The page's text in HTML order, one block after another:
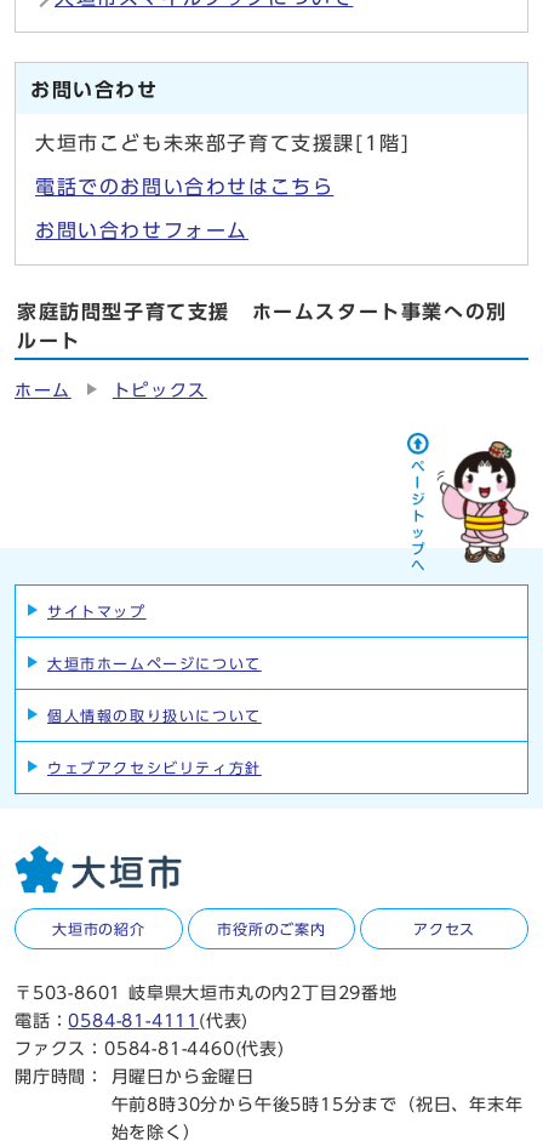
お問い合わせ
大垣市こども未来部子育て支援課[1階]
電話でのお問い合わせはこちら
お問い合わせフォーム
家庭訪問型子育て支援 ホームスタート事業への別
ルート
ホーム トピックス
サイトマップ
大垣市ホームページについて
個人情報の取り扱いについて
ウェブアクセシビリティ方針
大垣市の紹介 市役所のご案内 アクセス
〒503-8601 岐阜県大垣市丸の内2丁目29番地
電話：0584-81-4111 (代表)
ファクス：0584-81-4460(代表)
開庁時間：
月曜日から金曜日
午前8時30分から午後5時15分まで（祝日、年末年
始を除く）